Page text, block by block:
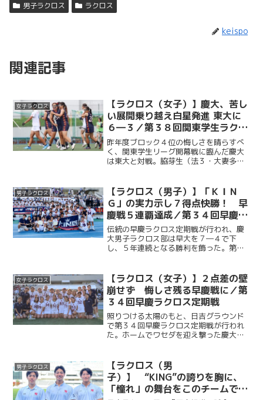
男子ラクロス ラクロス
keispo
関連記事
女子ラクロス
【ラクロス（女子）】慶大、苦し
い展開乗り越え白星発進 東大に
６―３／第３８回関東学生ラクロ
スリーグ第１戦vs東大
昨年度ブロック４位の悔しさを晴らすべ
く、関東学生リーグ開幕戦に臨んだ慶大
は東大と対戦。脇芽生（法３・大妻多
女子）も続き、前半を３―１で折り返
す。後半には一時３―３の同点...
男子ラクロス
【ラクロス（男子）】「ＫＩＮ
Ｇ」の実力示し７得点快勝！ 早
慶戦５連覇達成／第３４回早慶ラ
クロス定期戦
伝統の早慶ラクロス定期戦が行われ、慶
大男子ラクロス部は早大を７―４で下
し、５年連続となる勝利を飾った。第１Q
のゴールでリードを奪うと、MF・福田崇
斗（商３・本郷）や主...
女子ラクロス
【ラクロス（女子）】２点差の壁
崩せず 悔しさ残る早慶戦に／第
３４回早慶ラクロス定期戦
照りつける太陽のもと、日吉グラウンド
で第３４回早慶ラクロス定期戦が行われ
た。ホームでワセダを迎え撃った慶大
原紫乃（法２・慶應女子）の得点で粘り
強く追いつき、第３Q終了時...
男子ラクロス
【ラクロス（男
子）】 “KING”の誇りを胸に、
「憧れ」の舞台をこのチームで